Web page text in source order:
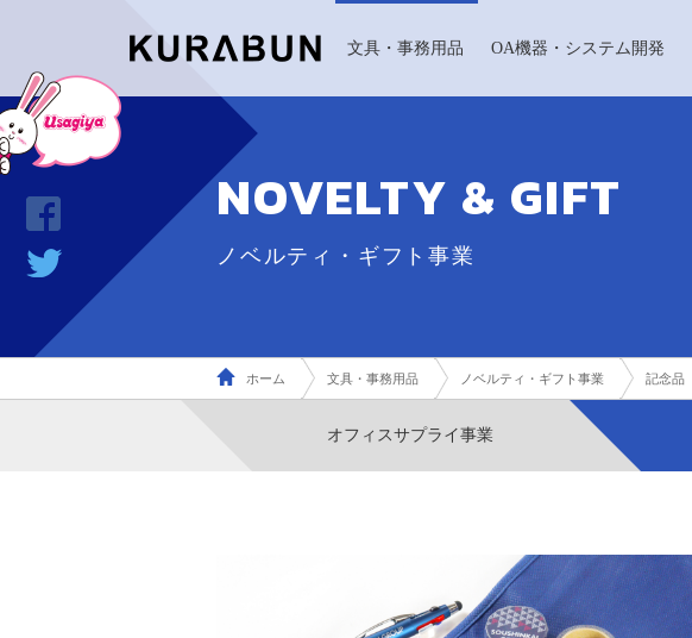
文具・事務用品 OA機器・システム開発
NOVELTY & GIFT
ノベルティ・ギフト事業
ホーム 文具・事務用品 ノベルティ・ギフト事業 記念品
オフィスサプライ事業